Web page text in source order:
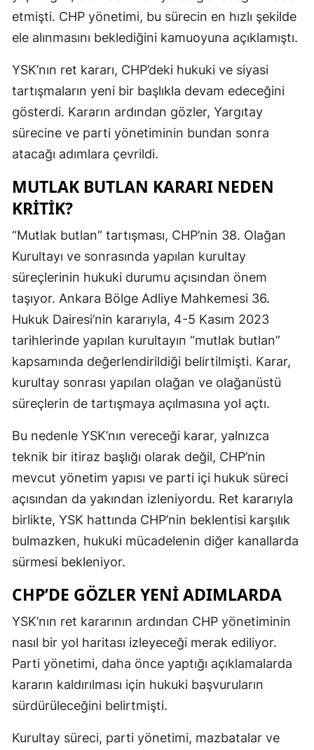
etmişti. CHP yönetimi, bu sürecin en hızlı şekilde
ele alınmasını beklediğini kamuoyuna açıklamıştı.
YSK’nın ret kararı, CHP’deki hukuki ve siyasi
tartışmaların yeni bir başlıkla devam edeceğini
gösterdi. Kararın ardından gözler, Yargıtay
sürecine ve parti yönetiminin bundan sonra
atacağı adımlara çevrildi.
MUTLAK BUTLAN KARARI NEDEN
KRITIK?
“Mutlak butlan” tartışması, CHP’nin 38. Olağan
Kurultayı ve sonrasında yapılan kurultay
süreçlerinin hukuki durumu açısından önem
taşıyor. Ankara Bölge Adliye Mahkemesi 36.
Hukuk Dairesi’nin kararıyla, 4-5 Kasım 2023
tarihlerinde yapılan kurultayın “mutlak butlan”
kapsamında değerlendirildiği belirtilmişti. Karar,
kurultay sonrası yapılan olağan ve olağanüstü
süreçlerin de tartışmaya açılmasına yol açtı.
Bu nedenle YSK’nın vereceği karar, yalnızca
teknik bir itiraz başlığı olarak değil, CHP’nin
mevcut yönetim yapısı ve parti içi hukuk süreci
açısından da yakından izleniyordu. Ret kararıyla
birlikte, YSK hattında CHP’nin beklentisi karşılık
bulmazken, hukuki mücadelenin diğer kanallarda
sürmesi bekleniyor.
CHP’DE GÖZLER YENI ADIMLARDA
YSK’nın ret kararının ardından CHP yönetiminin
nasıl bir yol haritası izleyeceği merak ediliyor.
Parti yönetimi, daha önce yaptığı açıklamalarda
kararın kaldırılması için hukuki başvuruların
sürdürüleceğini belirtmişti.
Kurultay süreci, parti yönetimi, mazbatalar ve